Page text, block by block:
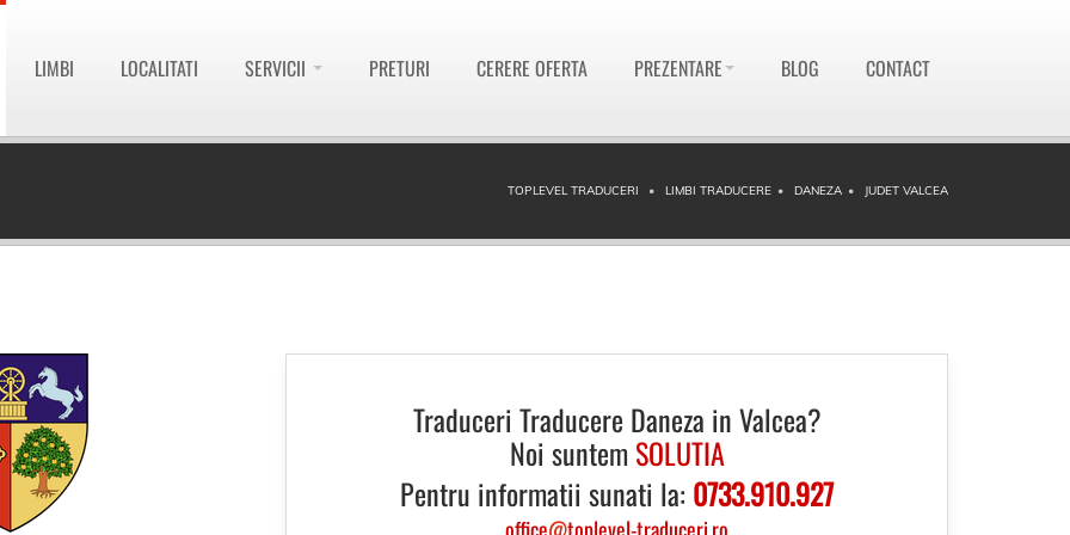
LIMBI LOCALITATI SERVICII PRETURI CERERE OFERTA PREZENTARE BLOG CONTACT
TOPLEVEL TRADUCERI LIMBI TRADUCERE DANEZA JUDET VALCEA
Traduceri Traducere Daneza in Valcea?
Noi suntem SOLUTIA
Pentru informatii sunati la: 0733.910.927